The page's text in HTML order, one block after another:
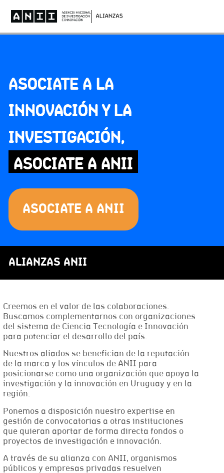
ASOCIATE A LA
INNOVACIÓN Y LA
INVESTIGACIÓN,
ASOCIATE A ANII
ASOCIATE A ANII
ALIANZAS ANII
Creemos en el valor de las colaboraciones.
Buscamos complementarnos con organizaciones
del sistema de Ciencia Tecnología e Innovación
para potenciar el desarrollo del país.
Nuestros aliados se benefician de la reputación
de la marca y los vínculos de ANII para
posicionarse como una organización que apoya la
investigación y la innovación en Uruguay y en la
región.
Ponemos a disposición nuestro expertise en
gestión de convocatorias a otras instituciones
que quieran aportar de forma directa fondos o
proyectos de investigación e innovación.
A través de su alianza con ANII, organismos
públicos y empresas privadas resuelven